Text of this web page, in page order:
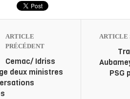
ARTICLE
PRÉCÉDENT
Cemac/ Idriss
deux ministres
ARTICLE
PSG